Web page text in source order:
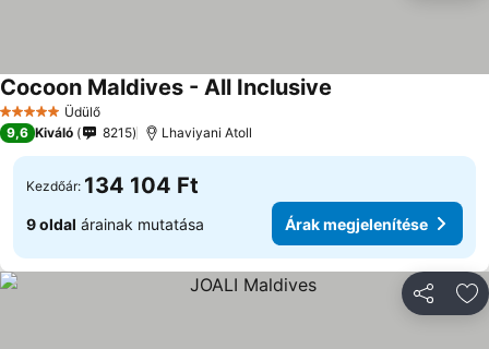
5 KategóriaÜdülő
Cocoon Maldives - All Inclusive
9,6 Kiváló 8215 Lhaviyani Atoll
Kezdőár: 134 104 Ft
9 oldal árainak mutatása Árak megjelenítése